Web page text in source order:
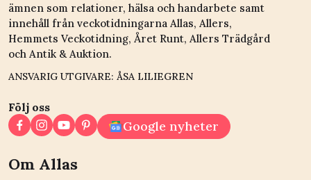
ämnen som relationer, hälsa och handarbete samt
innehåll från veckotidningarna Allas, Allers,
Hemmets Veckotidning, Året Runt, Allers Trädgård
och Antik & Auktion.
ANSVARIG UTGIVARE: ÅSA LILIEGREN
Följ oss
Google nyheter
Om Allas